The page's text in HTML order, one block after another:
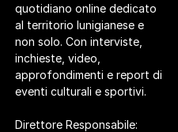
quotidiano online dedicato
al territorio lunigianese e
non solo. Con interviste,
inchieste, video,
approfondimenti e report di
eventi culturali e sportivi.
Direttore Responsabile: